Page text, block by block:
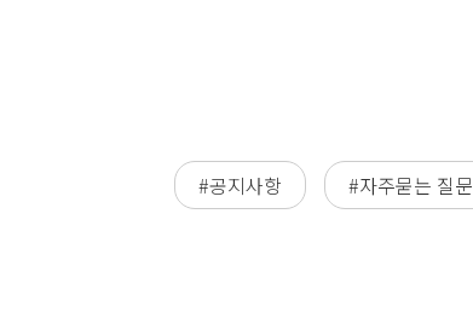
#공지사항 #자주묻는 질문